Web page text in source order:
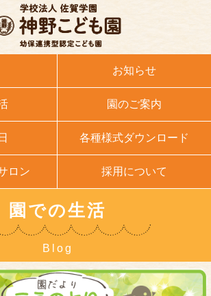
お知らせ
園のご案内
各種様式ダウンロード
ロン 採用について
園での生活
Blog